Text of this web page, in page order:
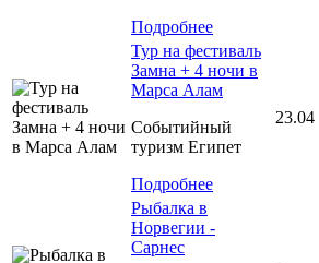
Подробнее
Тур на фестиваль
Замна + 4 ночи в
Марса Алам
Событийный
туризм Египет
Подробнее
23.04
Рыбалка в
Норвегии -
Сарнес